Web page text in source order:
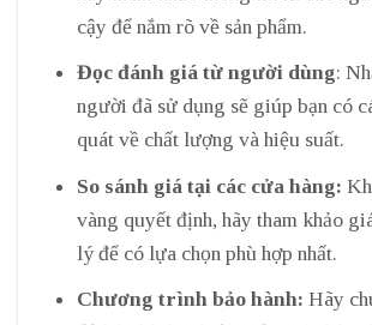
cậy để nắm rõ về sản phẩm.
Đọc đánh giá từ người dùng:
người đã sử dụng sẽ giúp bạn có
quát về chất lượng và hiệu suất.
So sánh giá tại các cửa hàng:
vàng quyết định, hãy tham khảo
lý để có lựa chọn phù hợp nhất.
Chương trình bảo hành:Hãy